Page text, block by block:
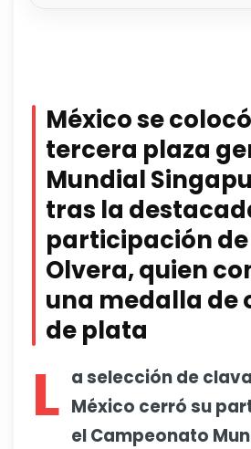
México se
tercera plaza
Mundial
tras la
participación
Olvera, quien
una medalla de
de plata
L a selección de
México cerró su
el Campeonato